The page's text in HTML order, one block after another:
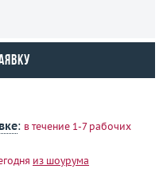
: в течение 1-7 рабочих
из шоурума